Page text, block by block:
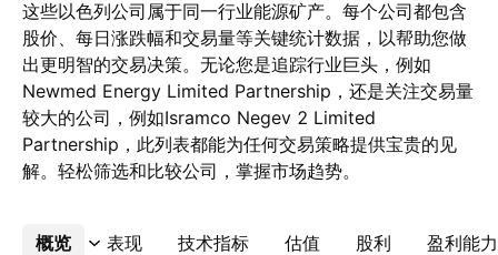
这些以色列公司属于同一行业能源矿产。每个公司都包含
股价、每日涨跌幅和交易量等关键统计数据，以帮助您做
出更明智的交易决策。无论您是追踪行业巨头，例如
Newmed Energy Limited Partnership，还是关注交易量
较大的公司，例如Isramco Negev 2 Limited
Partnership，此列表都能为任何交易策略提供宝贵的见
解。轻松筛选和比较公司，掌握市场趋势。
概览 表现 技术指标 估值 股利 盈利能力
更多